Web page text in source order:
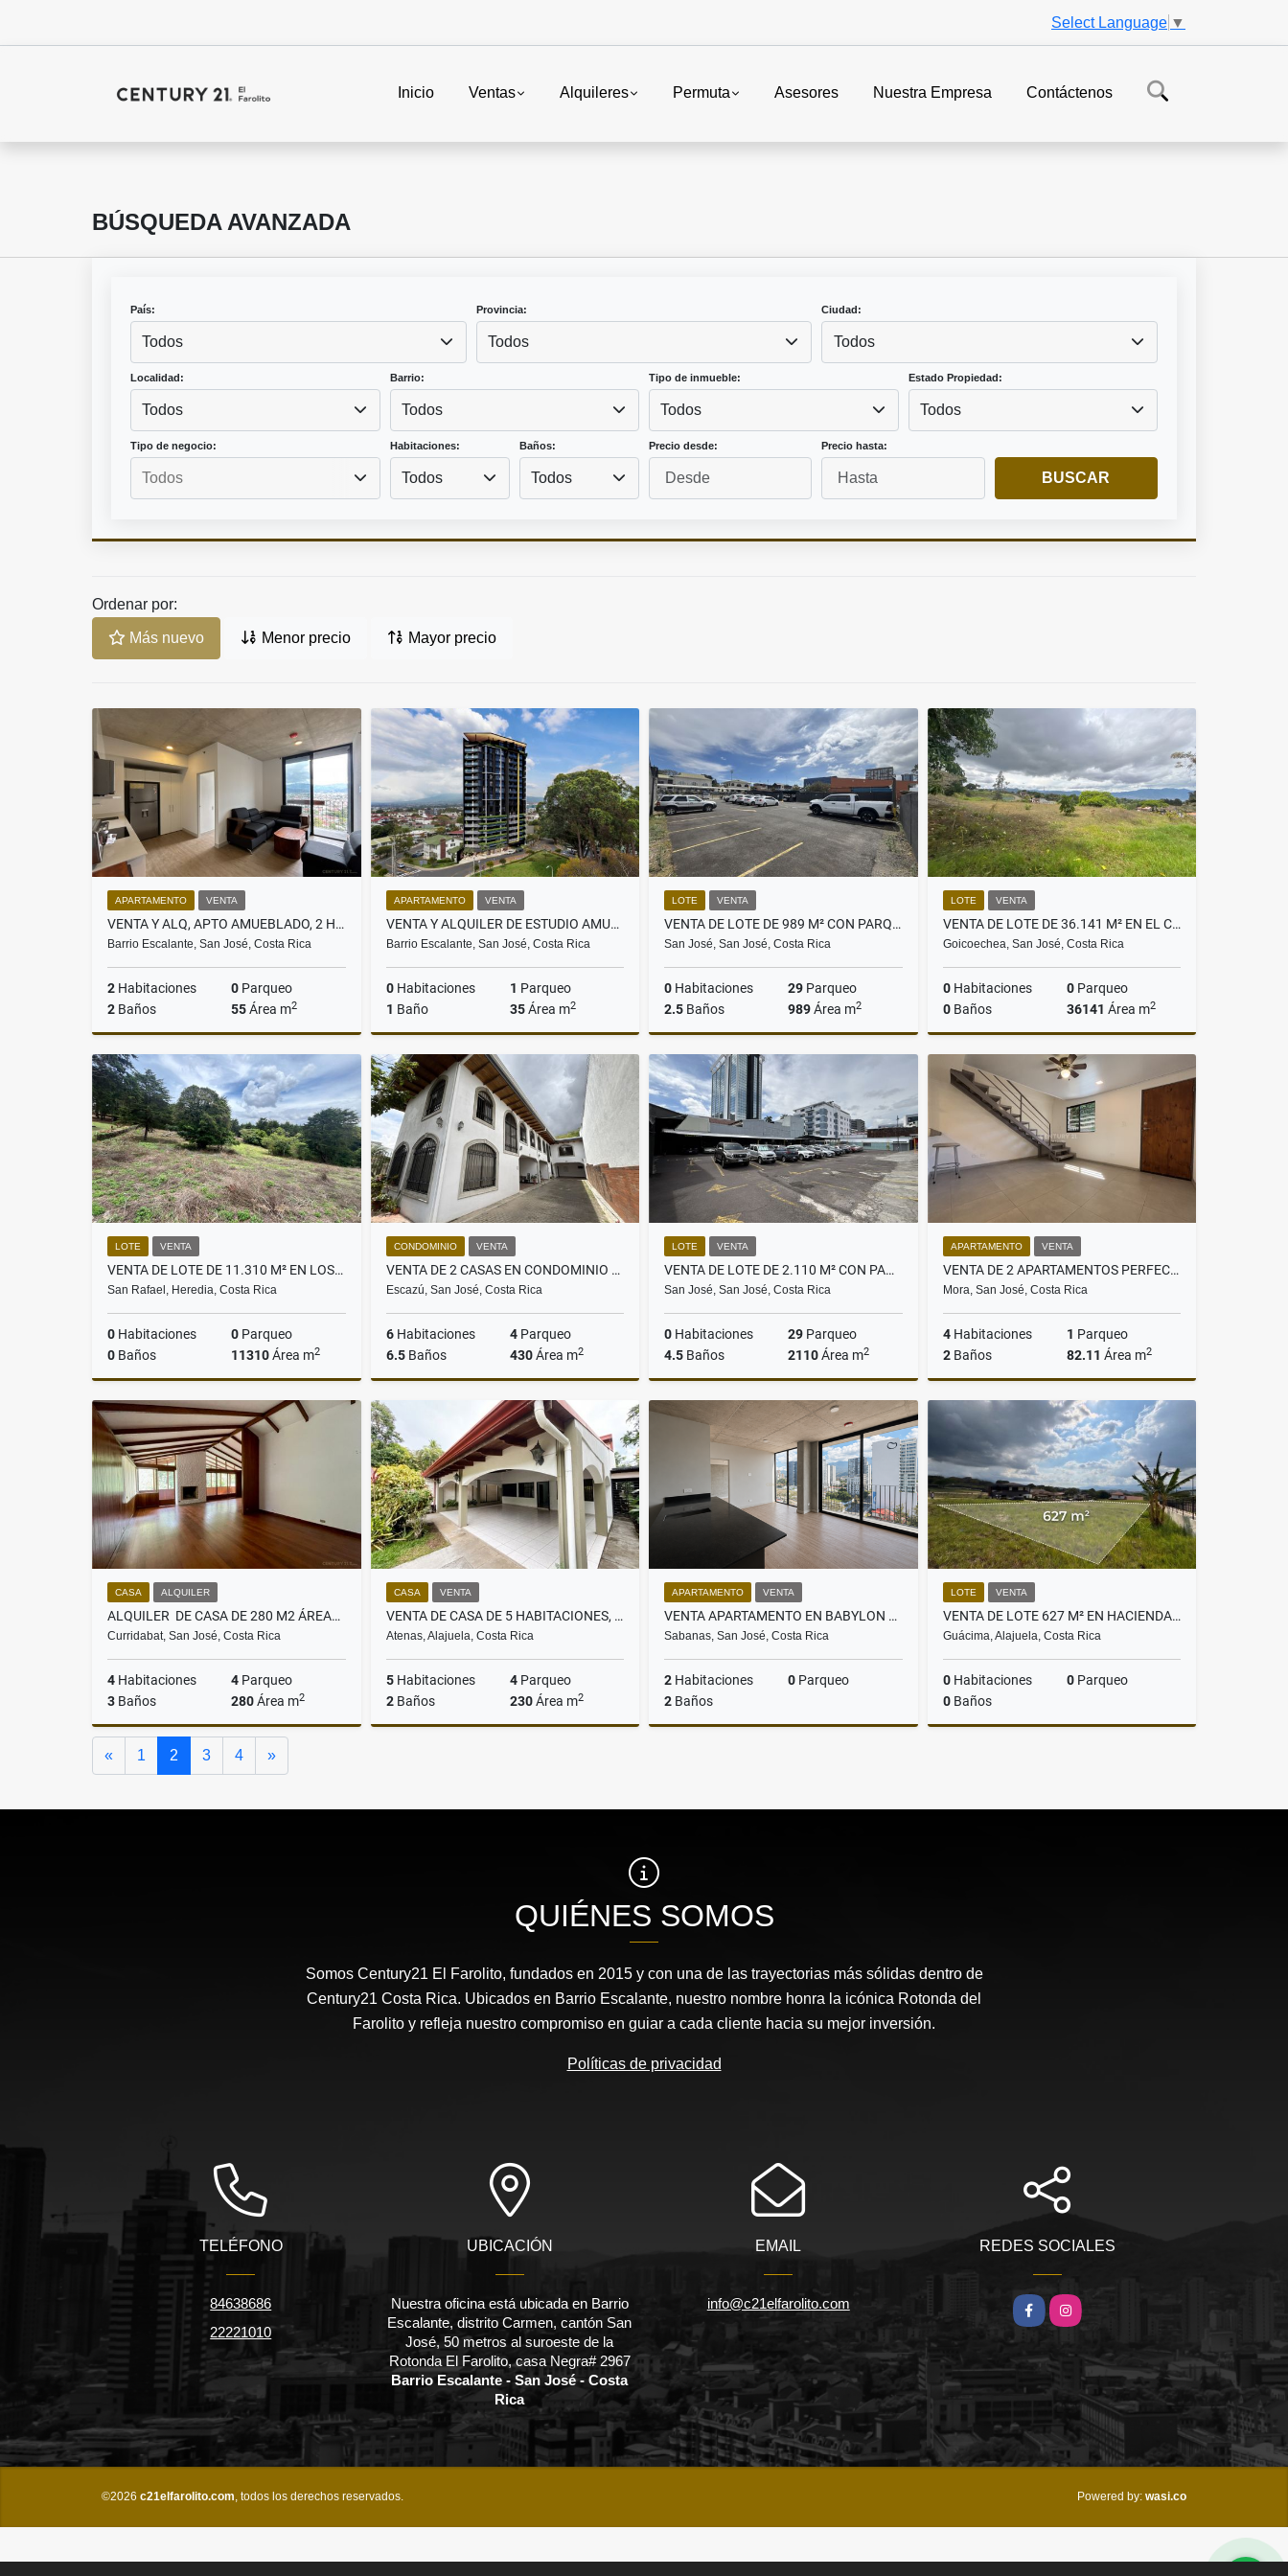
Select Language ▼
Inicio Ventas Alquileres Permuta Asesores Nuestra Empresa Contáctenos
BÚSQUEDA AVANZADA
País:
Todos
Provincia:
Todos
Ciudad:
Todos
Localidad:
Todos
Barrio:
Todos
Tipo de inmueble:
Todos
Estado Propiedad:
Todos
Tipo de negocio: Habitaciones:
Todos
Baños:
Todos
Precio desde: Precio hasta:
BUSCAR
Ordenar por:
Más nuevo Menor precio Mayor precio
APARTAMENTO VENTA
VENTA Y ALQ, APTO AMUEBLADO, 2 HAB, SECRT ESCALANTE
Barrio Escalante, San José, Costa Rica
2 Habitaciones 0 Parqueo
2 Baños 55Área m2
Venta
US$170,000
Alquiler
US$1,300
APARTAMENTO VENTA
VENTA Y ALQUILER DE ESTUDIO AMUEBLADO EN TORRE SER, BARRIO ESCALANTE
Barrio Escalante, San José, Costa Rica
0Habitaciones 1 Parqueo
1 Baño 35Área m2
Venta
US$170,000
Alquiler
US$950
LOTE VENTA
VENTA DE LOTE DE 989 M² CON PARQUEO EN BARRIO LA CALIFORNIA, SAN JOSÉ
San José, San José, Costa Rica
0 Habitaciones 29 Parqueo
2.5 Baños 989Área m2
LOTE VENTA
VENTA DE LOTE DE 36.141 M² EN EL CARMEN DE GOICOECHEA
Goicoechea, San José, Costa Rica
0Habitaciones 0Parqueo
0Baños 36141 Área m2
US$1,770,909
LOTE VENTA
VENTA DE LOTE DE 11.310 M² EN LOS ÁNGELES, SAN RAFAEL DE HEREDIA
San Rafael, Heredia, Costa Rica
0 Habitaciones 0 Parqueo
0 Baños 11310Área m2
Venta
US$339,300
CONDOMINIO VENTA
VENTA DE 2 CASAS EN CONDOMINIO EN TREJOS MONTEALEGRE, ESCAZÚ
Escazú, San José, Costa Rica
6Habitaciones 4Parqueo
6.5Baños 430Área m2
US$400,000
LOTE VENTA
VENTA DE LOTE DE 2.110 M² CON PARQUEO EN EL CENTRO DE SAN JOSÉ
San José, San José, Costa Rica
0 Habitaciones 29 Parqueo
4.5 Baños 2110Área m2
Venta
US$2,299,900
APARTAMENTO VENTA
VENTA DE 2 APARTAMENTOS PERFECTOS PARA INVERSIÓN, CIUDAD COLÓN.
Mora, San José, Costa Rica
4Habitaciones 1 Parqueo
2Baños 82.11 Área m2
Venta
US$148,000
CASA ALQUILER
ALQUILER DE CASA DE 280 M2 ÁREAS VERDES, GRANADILLA, CURRIDABAT
Curridabat, San José, Costa Rica
4 Habitaciones 4 Parqueo
3 Baños 280Área m2
CASA VENTA
VENTA DE CASA DE 5 HABITACIONES, BARRIO JESÚS, ATENAS, ALAJUELA
Atenas, Alajuela, Costa Rica
5Habitaciones 4Parqueo
2Baños 230Área m2
APARTAMENTO VENTA
VENTA APARTAMENTO EN BABYLON NUNCIATURA - VISTA A ESTADIO NACIONAL
Sabanas, San José, Costa Rica
2 Habitaciones 0 Parqueo
2 Baños
LOTE VENTA
VENTA DE LOTE 627 M² EN HACIENDA ESPAVEL, LA GUÁCIMA, ALAJUELA
Guácima, Alajuela, Costa Rica
0Habitaciones 0Parqueo
0Baños
« Anterior
1 2 3 4 »Siguiente
QUIÉNES SOMOS
Somos Century21 El Farolito, fundados en 2015 y con una de las trayectorias más sólidas dentro de
Century21 Costa Rica. Ubicados en Barrio Escalante, nuestro nombre honra la icónica Rotonda del
Farolito y refleja nuestro compromiso en guiar a cada cliente hacia su mejor inversión.
Políticas de privacidad
TELÉFONO
84638686
22221010
UBICACIÓN
Nuestra oficina está ubicada en Barrio
Escalante, distrito Carmen, cantón San
José, 50 metros al suroeste de la
Rotonda El Farolito, casa Negra# 2967
Barrio Escalante - San José - Costa
Rica
EMAIL
info@c21elfarolito.com
REDES SOCIALES
Facebook
Instagram
©2026 c21elfarolito.com, todos los derechos reservados. Powered by: wasi.co